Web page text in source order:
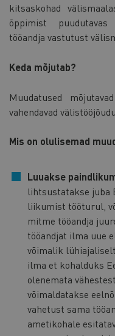
kitsaskohad
õppimist
tööandja vastutust
Keda mõjutab?
Muudatused
vahendavad välistööjõudu.
Mis on olulisemad
Luuakse
lihtsustatakse juba
liikumist tööturul,
mitme tööandja
tööandjat ilma uue
võimalik
ilma et kohalduks
olenemata
võimaldatakse
vahetust sama
ametikohale